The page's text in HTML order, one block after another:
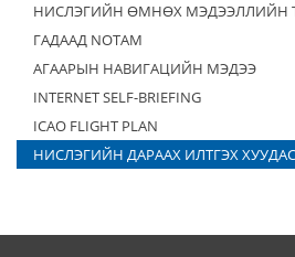
НИСЛЭГИЙН ӨМНӨХ МЭДЭЭЛЛИЙН
ГАДААД NOTAM
АГААРЫН НАВИГАЦИЙН МЭДЭЭ
INTERNET SELF-BRIEFING
ICAO FLIGHT PLAN
НИСЛЭГИЙН ДАРААХ ИЛТГЭХ ХУУДАС